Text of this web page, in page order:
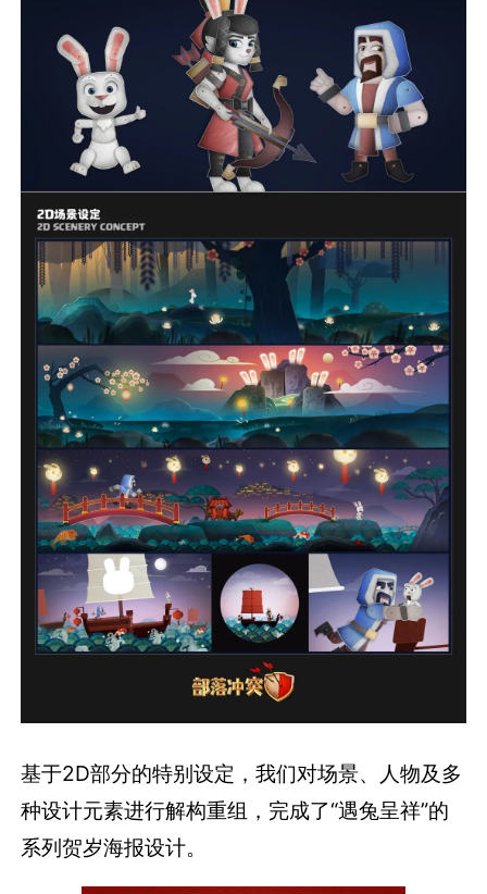
基于2D部分的特别设定，我们对场景、人物及多
种设计元素进行解构重组，完成了“遇兔呈祥”的
系列贺岁海报设计。